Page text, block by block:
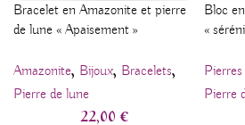
Bracelet en Amazonite et pierre
de lune « Apaisement »
Amazonite, Bijoux, Bracelets,
Pierre de lune
22,00€
Bloc
«
Pierre